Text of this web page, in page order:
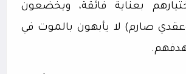
بعناية فائقة، ويخضعون
صارم) لا يأبهون بالموت في